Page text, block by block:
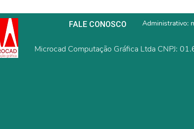
FALE CONOSCO Administrativo:
Microcad Computação Gráfica Ltda CNPJ: